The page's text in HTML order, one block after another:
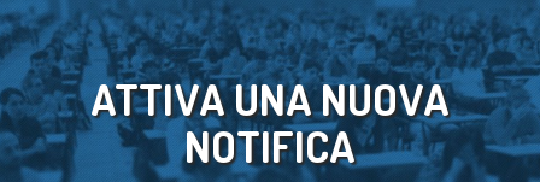
ATTIVA UNA NUOVA
NOTIFICA